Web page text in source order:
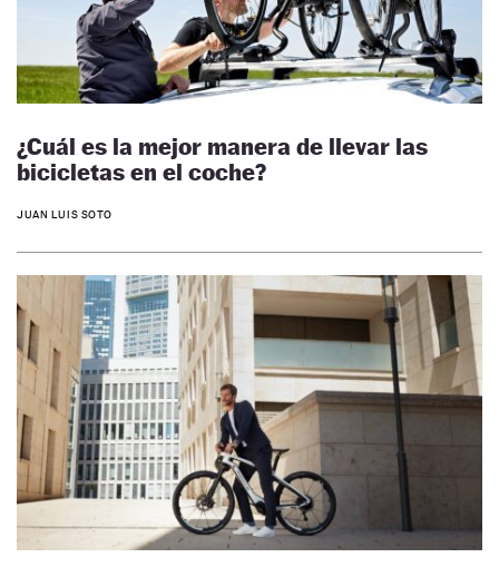
¿Cuál es la mejor manera de llevar las
bicicletas en el coche?
JUAN LUIS SOTO